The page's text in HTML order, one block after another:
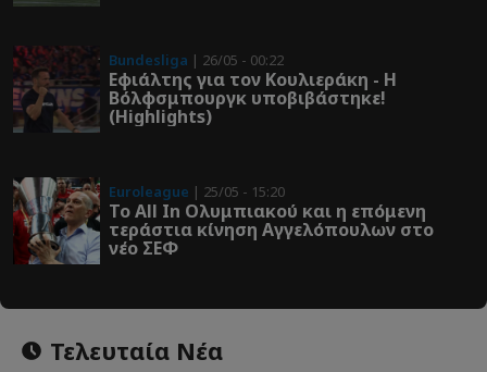
Bundesliga | 26/05 - 00:22
Εφιάλτης για τον Κουλιεράκη - Η
Βόλφσμπουργκ υποβιβάστηκε!
(Highlights)
Euroleague | 25/05 - 15:20
Το All In Ολυμπιακού και η επόμενη
τεράστια κίνηση Αγγελόπουλων στο
νέο ΣΕΦ
Τελευταία Νέα